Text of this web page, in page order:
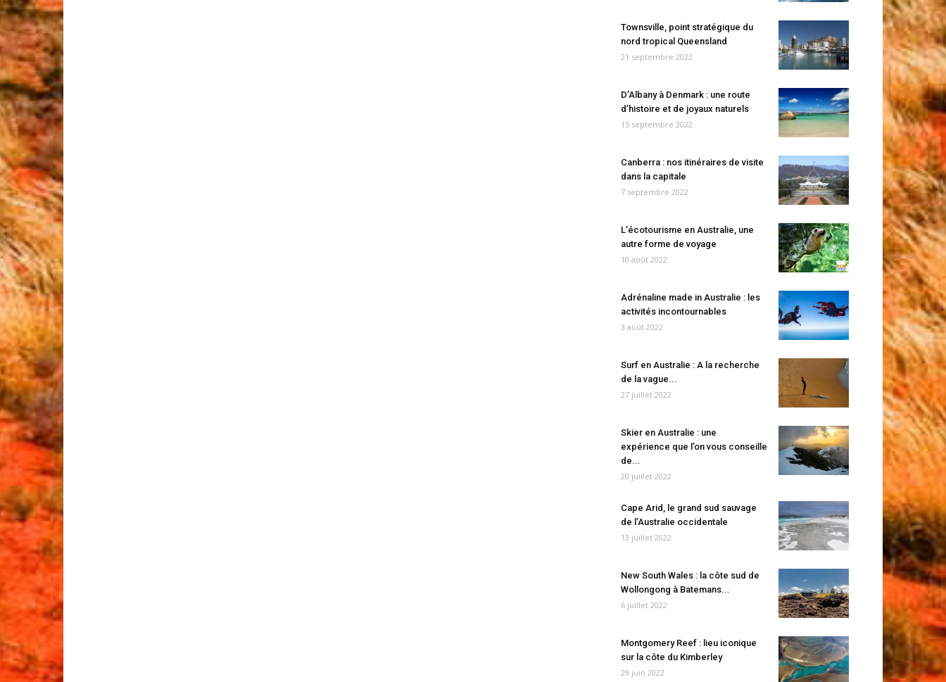
Townsville, point stratégique du
nord tropical Queensland
21 septembre 2022
D’Albany à Denmark : une route
d’histoire et de joyaux naturels
15 septembre 2022
Canberra : nos itinéraires de visite
dans la capitale
7 septembre 2022
L’écotourisme en Australie, une
autre forme de voyage
10 août 2022
Adrénaline made in Australie : les
activités incontournables
3 août 2022
Surf en Australie : A la recherche
de la vague...
27 juillet 2022
Skier en Australie : une
expérience que l’on vous conseille
de...
20 juillet 2022
Cape Arid, le grand sud sauvage
de l’Australie occidentale
13 juillet 2022
New South Wales : la côte sud de
Wollongong à Batemans...
6 juillet 2022
Montgomery Reef : lieu iconique
sur la côte du Kimberley
29 juin 2022